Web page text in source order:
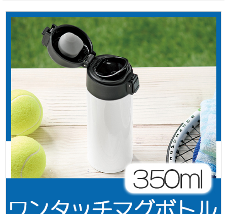
～2,000円 ～5,000円 ～10,000円
～15,000円 ～20,000円 ～30,000円
～50,000円 50,001円～